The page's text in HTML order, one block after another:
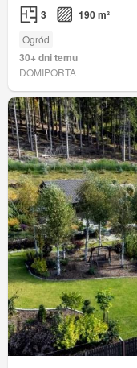
3 190 m²
Ogród
30+ dni temu
DOMIPORTA